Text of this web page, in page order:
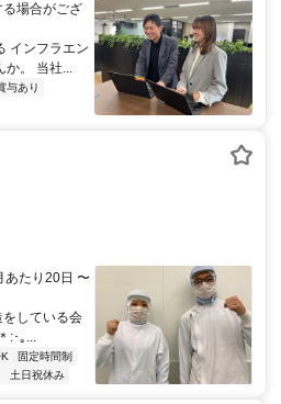
場合がござ
インフラエン
か。 当社...
与あり
あたり20日 〜
をしている会
:･｡...
固定時間制
土日祝休み